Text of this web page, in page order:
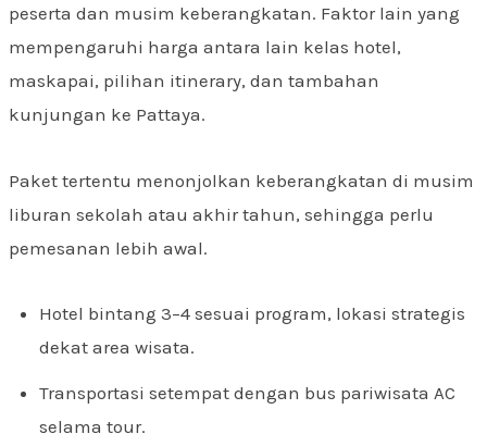
peserta dan musim keberangkatan. Faktor lain yang
mempengaruhi harga antara lain kelas hotel,
maskapai, pilihan itinerary, dan tambahan
kunjungan ke Pattaya.
Paket tertentu menonjolkan keberangkatan di musim
liburan sekolah atau akhir tahun, sehingga perlu
pemesanan lebih awal.
Hotel bintang 3–4 sesuai program, lokasi strategis
dekat area wisata.
Transportasi setempat dengan bus pariwisata AC
selama tour.